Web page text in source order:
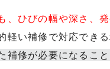
、ひびの幅や深さ、
軽い補修で対応できる
補修が必要になること